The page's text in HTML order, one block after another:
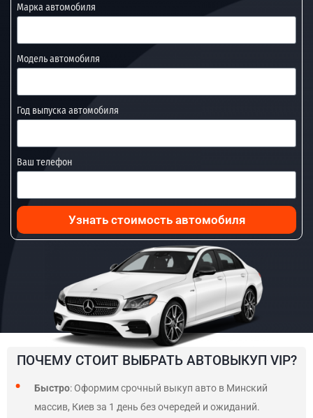
Марка автомобиля
Модель автомобиля
Год выпуска автомобиля
Ваш телефон
Узнать стоимость автомобиля
ПОЧЕМУ СТОИТ ВЫБРАТЬ АВТОВЫКУП VIP?
Быстро: Оформим срочный выкуп авто в Минский
массив, Киев за 1 день без очередей и ожиданий.